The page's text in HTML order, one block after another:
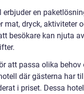
en
mat, dryck, aktiviteter
besökare kan njuta
att passa olika behov
där gästerna har
i priset. Dessa